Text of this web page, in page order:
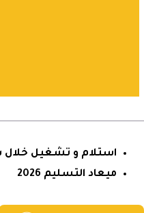
استلام و تشغيل خلال سنة
ميعاد التسليم 2026